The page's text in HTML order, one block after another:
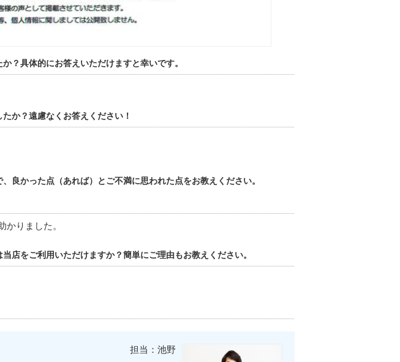
？具体的にお答えいただけますと幸いです。
か？遠慮なくお答えください！
良かった点（あれば）とご不満に思われた点をお教えください。
りました。
店をご利用いただけますか？簡単にご理由もお教えください。
担当：池野